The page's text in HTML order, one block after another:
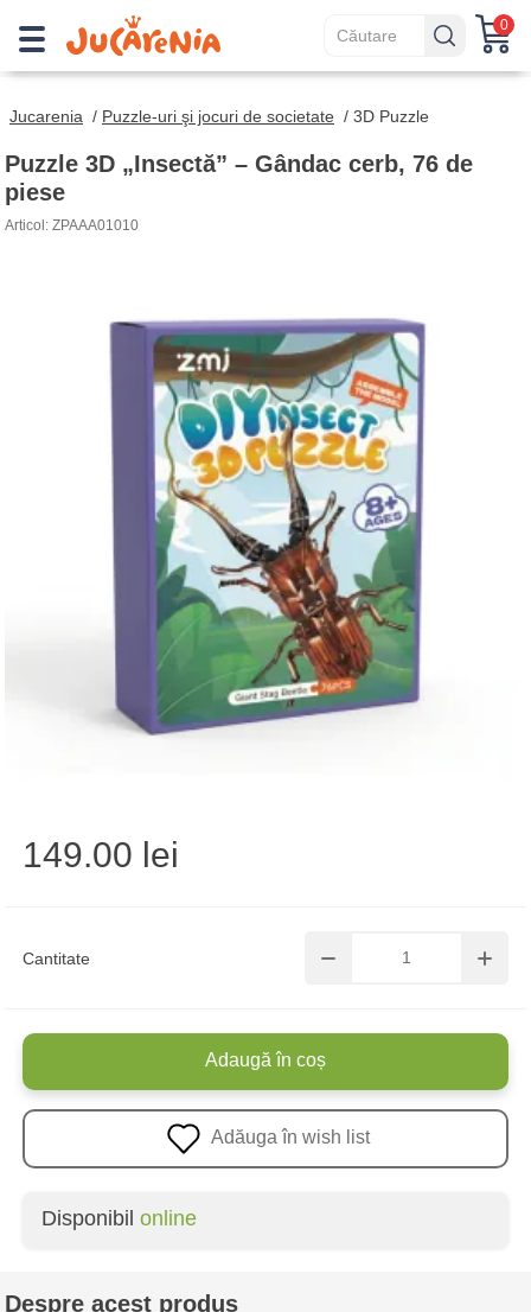
0
Jucarenia / Puzzle-uri şi jocuri de societate / 3D Puzzle
Puzzle 3D „Insectă” – Gândac cerb, 76 de
piese
Articol: ZPAAA01010
Cantitate
149.00 lei
Adaugă în coș
Adăuga în wish list
Disponibil online
Despre acest produs